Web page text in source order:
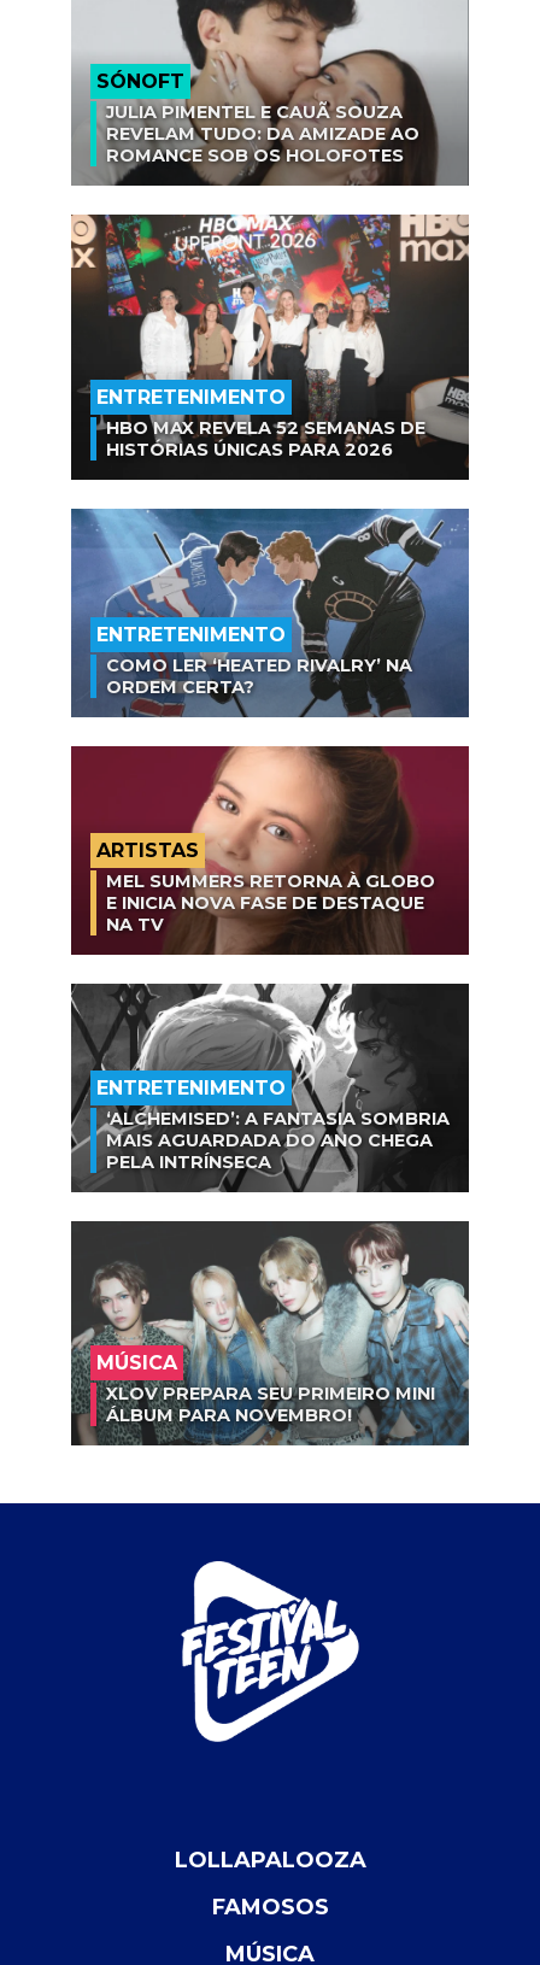
SÓNOFT
JULIA PIMENTEL E CAUÃ SOUZA
REVELAM TUDO: DA AMIZADE AO
ROMANCE SOB OS HOLOFOTES
ENTRETENIMENTO
HBO MAX REVELA 52 SEMANAS DE
HISTÓRIAS ÚNICAS PARA 2026
ENTRETENIMENTO
COMO LER ‘HEATED RIVALRY’ NA
ORDEM CERTA?
ARTISTAS
MEL SUMMERS RETORNA À GLOBO
E INICIA NOVA FASE DE DESTAQUE
NA TV
ENTRETENIMENTO
‘ALCHEMISED’: A FANTASIA SOMBRIA
MAIS AGUARDADA DO ANO CHEGA
PELA INTRÍNSECA
MÚSICA
XLOV PREPARA SEU PRIMEIRO MINI
ÁLBUM PARA NOVEMBRO!
LOLLAPALOOZA
FAMOSOS
MÚSICA